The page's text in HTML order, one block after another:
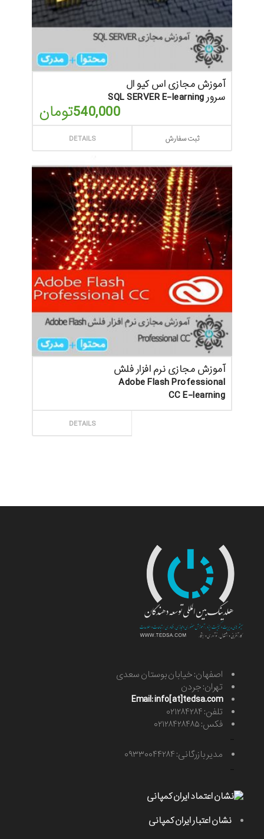
آموزش مجازی اس کیو ال
سرور SQL SERVER E-learning
540,000تومان
DETAILS ثبت سفارش
آموزش مجازی نرم افزار فلش
Adobe Flash Professional
CC E-learning
DETAILS
اصفهان: خیابان بوستان سعدی
تهران: جردن
Email: info[at]tedsa.com
تلفن: ۰۲۱۲۸۴۲۸۴
فکس: ۰۲۱۲۸۴۲۸۴۸۵
مدیر بازرگانی: ۰۹۳۳۰۰۴۴۲۸۴
نشان اعتبار ایران کمپانی